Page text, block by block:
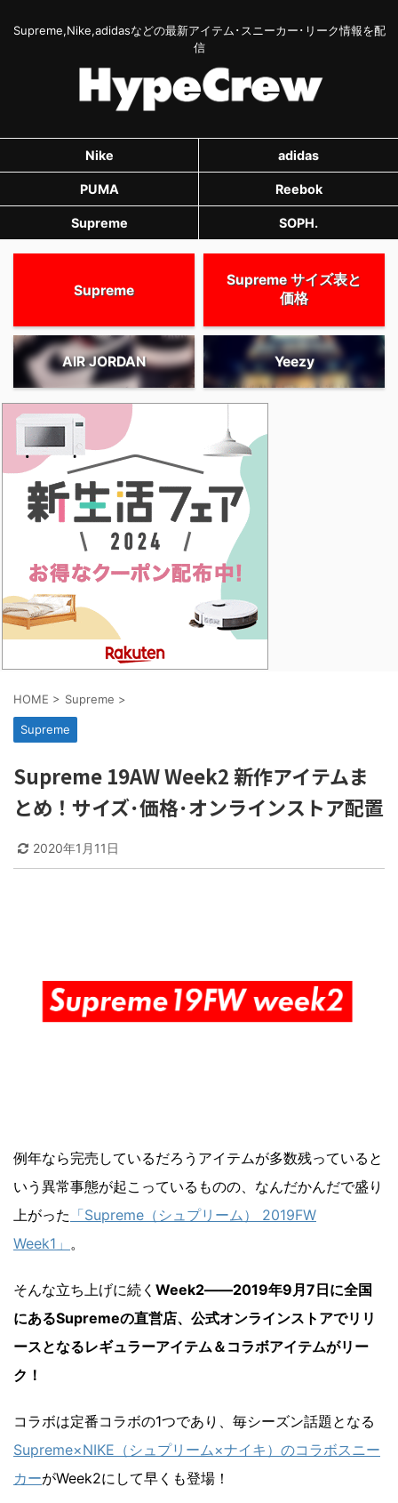
Supreme,Nike,adidasなどの最新アイテム･スニーカー･リーク情報を配
信
Nike adidas
PUMA Reebok
Supreme SOPH.
Supreme
Supreme サイズ表と
価格
AIR JORDAN Yeezy
HOME > Supreme >
Supreme
Supreme 19AW Week2 新作アイテムま
とめ！サイズ･価格･オンラインストア配置
2020年1月11日
例年なら完売しているだろうアイテムが多数残っていると
いう異常事態が起こっているものの、なんだかんだで盛り
上がった 「Supreme（シュプリーム） 2019FW
Week1」 。
そんな立ち上げに続く Week2――2019年9月7日に全国
にあるSupremeの直営店、公式オンラインストアでリリ
ースとなるレギュラーアイテム＆コラボアイテムがリー
ク！
コラボは定番コラボの1つであり、毎シーズン話題となる
Supreme×NIKE（シュプリーム×ナイキ）のコラボスニー
カーがWeek2にして早くも登場！